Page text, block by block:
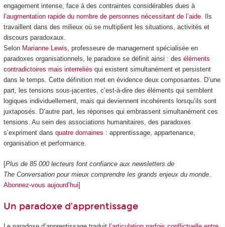
engagement intense, face à des contraintes considérables dues à
l’augmentation rapide du nombre de personnes nécessitant de l’aide. Ils
travaillent dans des milieux où se multiplient les situations, activités et
discours paradoxaux.
Selon Marianne Lewis, professeure de management spécialisée en
paradoxes organisationnels, le paradoxe se définit ainsi : des éléments
contradictoires mais interreliés qui existent simultanément et persistent
dans le temps. Cette définition met en évidence deux composantes. D’une
part, les tensions sous-jacentes, c’est-à-dire des éléments qui semblent
logiques individuellement, mais qui deviennent incohérents lorsqu’ils sont
juxtaposés. D’autre part, les réponses qui embrassent simultanément ces
tensions. Au sein des associations humanitaires, des paradoxes
s’expriment dans quatre domaines : apprentissage, appartenance,
organisation et performance.
[Plus de 85 000 lecteurs font confiance aux newsletters de
The Conversation pour mieux comprendre les grands enjeux du monde.
Abonnez-vous aujourd’hui]
Un paradoxe d’apprentissage